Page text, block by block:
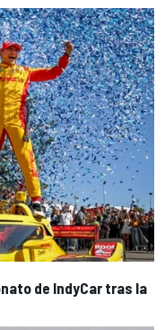
de IndyCar tras la